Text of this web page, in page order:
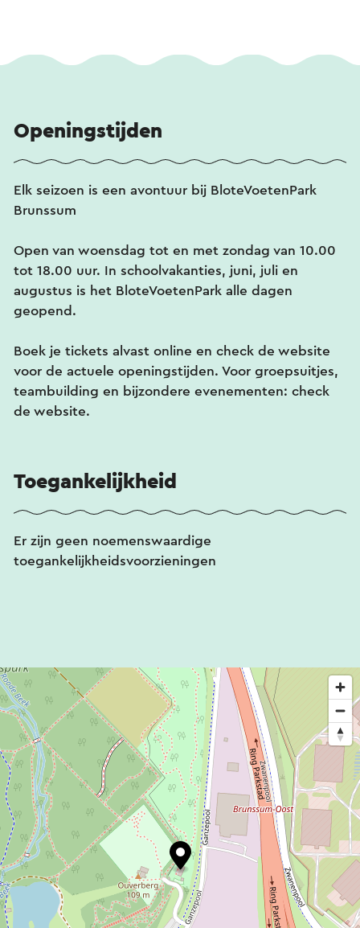
Openingstijden
Elk seizoen is een avontuur bij BloteVoetenPark
Brunssum
Open van woensdag tot en met zondag van 10.00
tot 18.00 uur. In schoolvakanties, juni, juli en
augustus is het BloteVoetenPark alle dagen
geopend.
Boek je tickets alvast online en check de website
voor de actuele openingstijden. Voor groepsuitjes,
teambuilding en bijzondere evenementen: check
de website.
Toegankelijkheid
Er zijn geen noemenswaardige
toegankelijkheidsvoorzieningen